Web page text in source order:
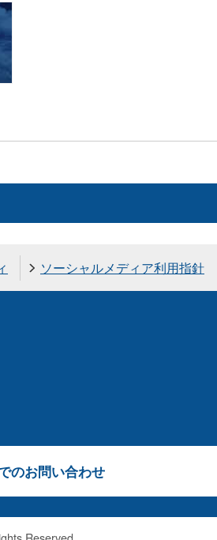
ソーシャルメディア利用指針
のお問い合わせ